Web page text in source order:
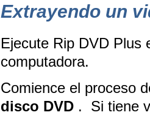
Extrayendo un
Ejecute Rip DVD Plus
computadora.
Comience el proceso
disco DVD . Si tiene